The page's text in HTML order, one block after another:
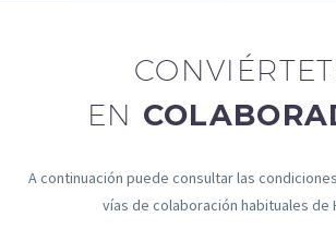
EN
A continuación puede consultar las
vías de colaboración habituales de